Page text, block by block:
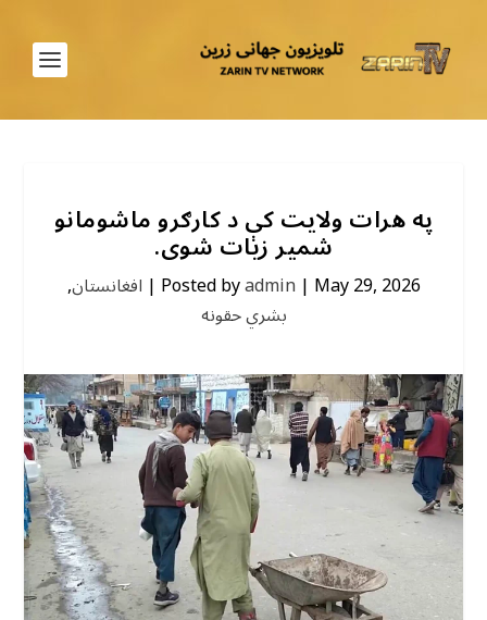
په هرات ولایت کې د کارګرو ماشومانو
شمیر زیات شوی.
Posted byadmin| May 29, 2026
| افغانستان,
بشري حقونه